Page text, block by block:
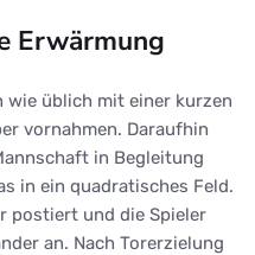
Erwärmung
wie üblich mit einer kurzen
vornahmen. Daraufhin
in Begleitung
in ein quadratisches Feld.
postiert und die Spieler
an. Nach Torerzielung